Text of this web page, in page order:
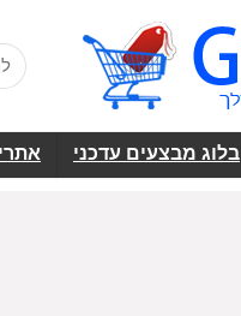
בלוג מבצעים עדכני